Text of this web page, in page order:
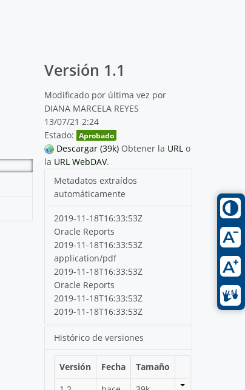
Versión 1.1
Modificado por última vez por
DIANA MARCELA REYES
13/07/21 2:24
Estado: Aprobado
Descargar (39k) Obtener la URL o
la URL WebDAV.
Metadatos extraídos
automáticamente
2019-11-18T16:33:53Z
Oracle Reports
2019-11-18T16:33:53Z
application/pdf
2019-11-18T16:33:53Z
Oracle Reports
2019-11-18T16:33:53Z
2019-11-18T16:33:53Z
Histórico de versiones
Versión Fecha
Tamaño